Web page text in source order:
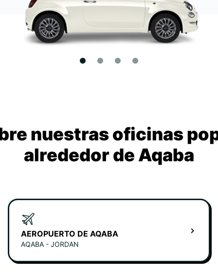
nuestras oficinas
alrededor de Aqaba
AEROPUERTO DE AQABA
AQABA - JORDAN